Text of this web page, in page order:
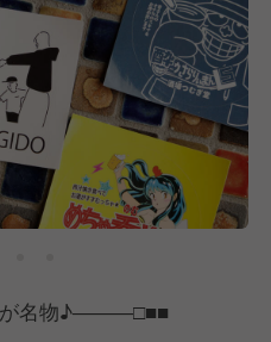
数活躍中！
応じて月給40万円以上も
可能ですので、あなたの
ださい。
勢いで成長しているこの
の、そして会社の中心と
なメンバーを募集しま
とともに成長してくださ
名物♪―――□■■